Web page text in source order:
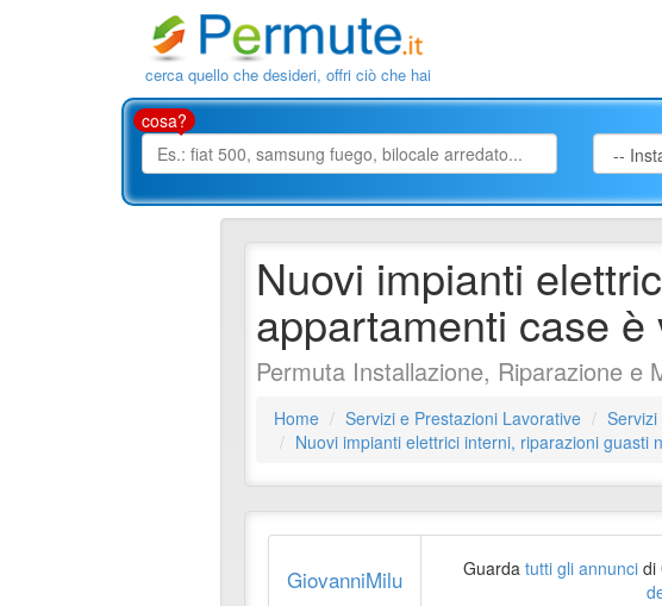
cerca quello che desideri, offri ciò che hai
cosa?
Nuovi impianti
appartamenti case è
Permuta Installazione, Riparazione e
Home Servizi e Prestazioni Lavorative
Nuovi impianti elettrici interni, riparazioni guasti
GiovanniMilu Guarda tutti gli annuncidi